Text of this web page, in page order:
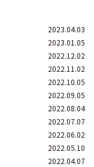
2023.04.03
2023.01.05
2022.12.02
2022.11.02
2022.10.05
2022.09.05
2022.08.04
2022.07.07
2022.06.02
2022.05.10
2022.04.07